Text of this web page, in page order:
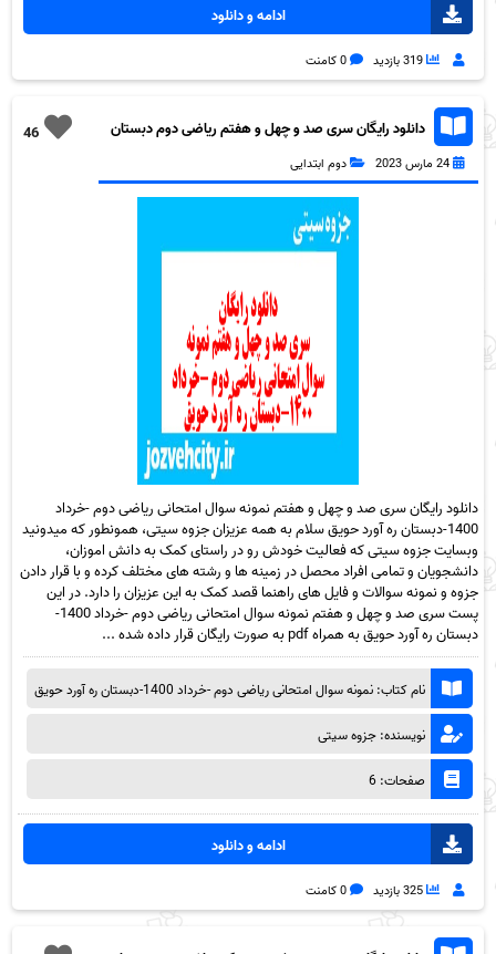
ادامه و دانلود
319 بازدید 0 کامنت
46
دانلود رایگان سری صد و چهل و هفتم ریاضی دوم دبستان
24 مارس 2023 دوم ابتدایی
دانلود رایگان سری صد و چهل و هفتم نمونه سوال امتحانی ریاضی دوم -خرداد
1400-دبستان ره آورد حویق سلام به همه عزیزان جزوه سیتی، همونطور که میدونید
وبسایت جزوه سیتی که فعالیت خودش رو در راستای کمک به دانش اموزان،
دانشجویان و تمامی افراد محصل در زمینه ها و رشته های مختلف کرده و با قرار دادن
جزوه و نمونه سوالات و فایل های راهنما قصد کمک به این عزیزان را دارد. در این
پست سری صد و چهل و هفتم نمونه سوال امتحانی ریاضی دوم -خرداد 1400-
دبستان ره آورد حویق به همراه pdf به صورت رایگان قرار داده شده ...
نام کتاب: نمونه سوال امتحانی ریاضی دوم -خرداد 1400-دبستان ره آورد حویق
نویسنده: جزوه سیتی
صفحات: 6
ادامه و دانلود
325 بازدید 0 کامنت